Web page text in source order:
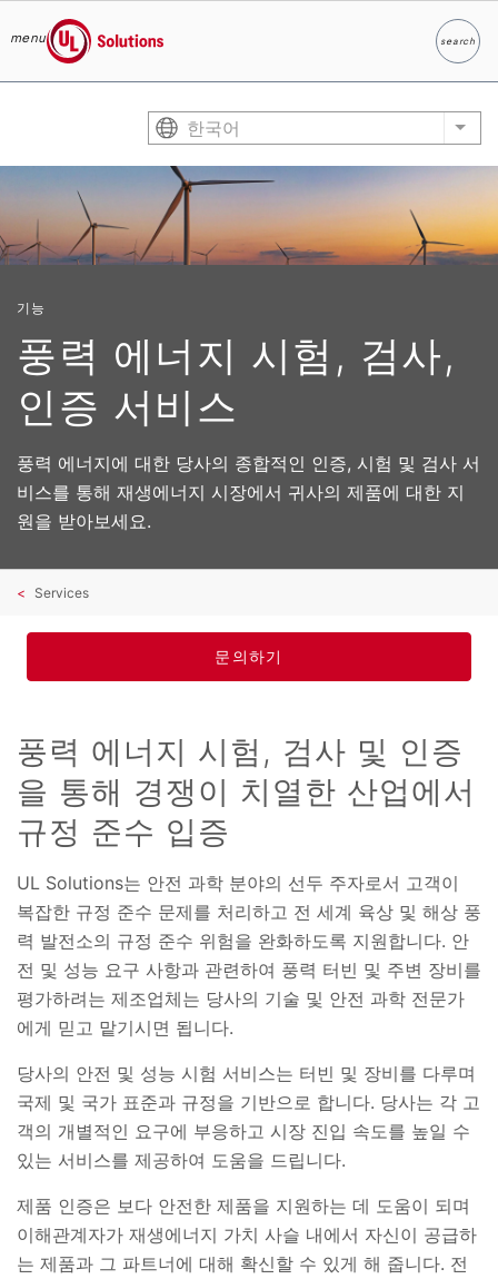
menu
UL Solutions
search
찾다
한국어 List
기능
풍력 에너지 시험, 검사,
인증 서비스
풍력 에너지에 대한 당사의 종합적인 인증, 시험 및 검사 서
비스를 통해 재생에너지 시장에서 귀사의 제품에 대한 지
원을 받아보세요.
Services
문의하기
풍력 에너지 시험, 검사 및 인증
을 통해 경쟁이 치열한 산업에서
규정 준수 입증
UL Solutions는 안전 과학 분야의 선두 주자로서 고객이
복잡한 규정 준수 문제를 처리하고 전 세계 육상 및 해상 풍
력 발전소의 규정 준수 위험을 완화하도록 지원합니다. 안
전 및 성능 요구 사항과 관련하여 풍력 터빈 및 주변 장비를
평가하려는 제조업체는 당사의 기술 및 안전 과학 전문가
에게 믿고 맡기시면 됩니다.
당사의 안전 및 성능 시험 서비스는 터빈 및 장비를 다루며
국제 및 국가 표준과 규정을 기반으로 합니다. 당사는 각 고
객의 개별적인 요구에 부응하고 시장 진입 속도를 높일 수
있는 서비스를 제공하여 도움을 드립니다.
제품 인증은 보다 안전한 제품을 지원하는 데 도움이 되며
이해관계자가 재생에너지 가치 사슬 내에서 자신이 공급하
는 제품과 그 파트너에 대해 확신할 수 있게 해 줍니다. 전